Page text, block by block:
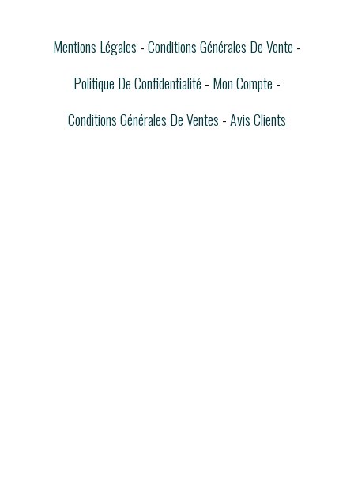
Mentions Légales Conditions Générales De Vente
Politique De Confidentialité
Mon Compte
Conditions Générales De Ventes Avis Clients